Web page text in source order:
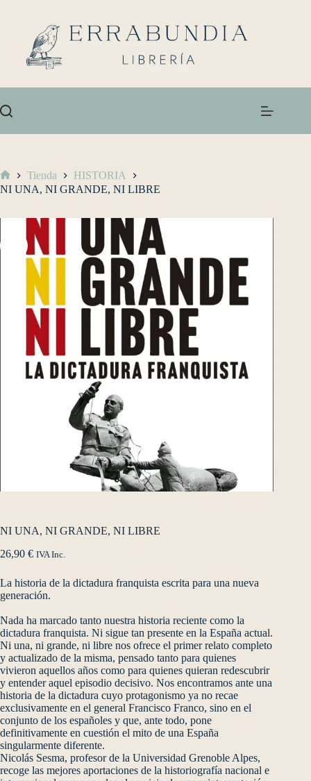
Tienda
HISTORIA
NI UNA, NI GRANDE, NI LIBRE
NI UNA, NI GRANDE, NI LIBRE
26,90 € IVA Inc.
La historia de la dictadura franquista escrita para una nueva
generación.
Nada ha marcado tanto nuestra historia reciente como la
dictadura franquista. Ni sigue tan presente en la España actual.
Ni una, ni grande, ni libre nos ofrece el primer relato completo
y actualizado de la misma, pensado tanto para quienes
vivieron aquellos años como para quienes quieran redescubrir
y entender aquel episodio decisivo. Nos encontramos ante una
historia de la dictadura cuyo protagonismo ya no recae
exclusivamente en el general Francisco Franco, sino en el
conjunto de los españoles y que, ante todo, pone
definitivamente en cuestión el mito de una España
singularmente diferente.
Nicolás Sesma, profesor de la Universidad Grenoble Alpes,
recoge las mejores aportaciones de la historiografía nacional e